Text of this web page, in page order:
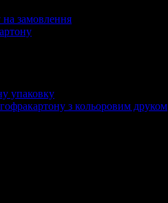
на замовлення
упаковку
з кольоровим друком